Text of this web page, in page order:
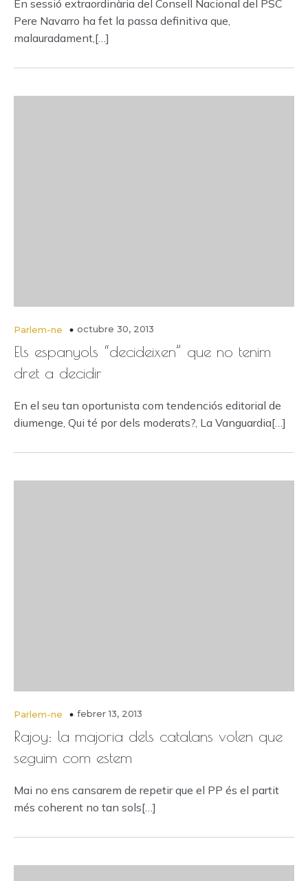
En sessió extraordinària del Consell Nacional del PSC
Pere Navarro ha fet la passa definitiva que,
malauradament,[…]
Parlem-ne octubre 30, 2013
Els espanyols “decideixen” que no tenim
dret a decidir
En el seu tan oportunista com tendenciós editorial de
diumenge, Qui té por dels moderats?, La Vanguardia[…]
Parlem-ne febrer 13, 2013
Rajoy: la majoria dels catalans volen que
seguim com estem
Mai no ens cansarem de repetir que el PP és el partit
més coherent no tan sols[…]